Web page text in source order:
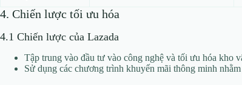
4. Chiến lược tối ưu hóa
4.1 Chiến lược của Lazada
Tập trung vào đầu tư vào công nghệ và tối ưu hóa kho
Sử dụng các chương trình khuyến mãi thông minh